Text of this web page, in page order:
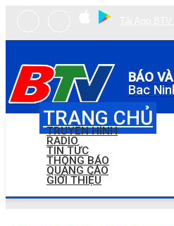
BÁO
Bac
TRANG CHỦ
TRUYỀN HÌNH
RADIO
TIN TỨC
THÔNG BÁO
QUẢNG CÁO
GIỚI THIỆU